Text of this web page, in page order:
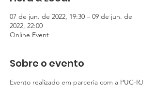
07 de jun. de 2022, 19:30 – 09 de jun. de
2022, 22:00
Online Event
Sobre o evento
Evento realizado em parceria com a PUC-RJ